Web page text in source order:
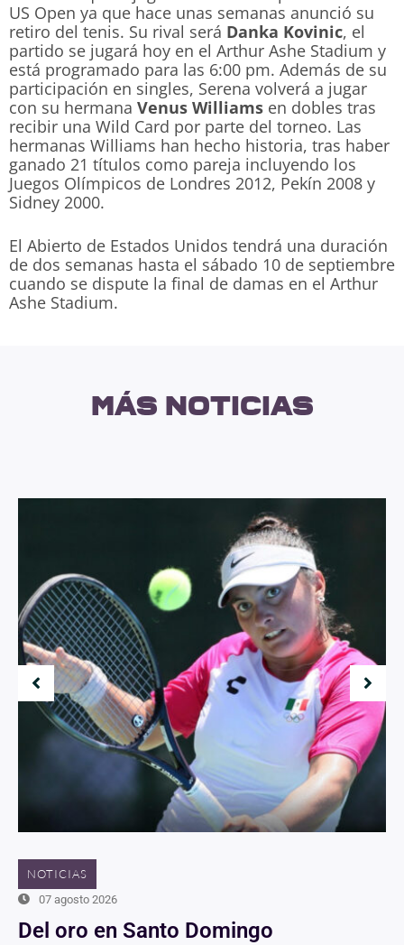
US Open ya que hace unas semanas anunció su
retiro del tenis. Su rival será Danka Kovinic, el
partido se jugará hoy en el Arthur Ashe Stadium y
está programado para las 6:00 pm. Además de su
participación en singles, Serena volverá a jugar
con su hermana Venus Williams en dobles tras
recibir una Wild Card por parte del torneo. Las
hermanas Williams han hecho historia, tras haber
ganado 21 títulos como pareja incluyendo los
Juegos Olímpicos de Londres 2012, Pekín 2008 y
Sidney 2000.
El Abierto de Estados Unidos tendrá una duración
de dos semanas hasta el sábado 10 de septiembre
cuando se dispute la final de damas en el Arthur
Ashe Stadium.
más noticias
NOTICIAS
07 agosto 2026
Del oro en Santo Domingo